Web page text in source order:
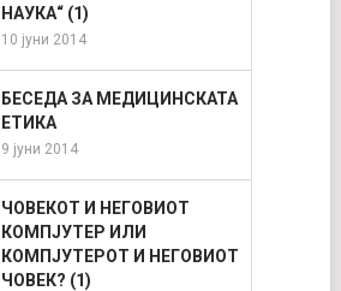
НАУКА“ (1)
10 јуни 2014
БЕСЕДА ЗА МЕДИЦИНСКАТА
ЕТИКА
9 јуни 2014
ЧОВЕКОТ И НЕГОВИОТ
КОМПЈУТЕР ИЛИ
КОМПЈУТЕРОТ И НЕГОВИОТ
ЧОВЕК? (1)